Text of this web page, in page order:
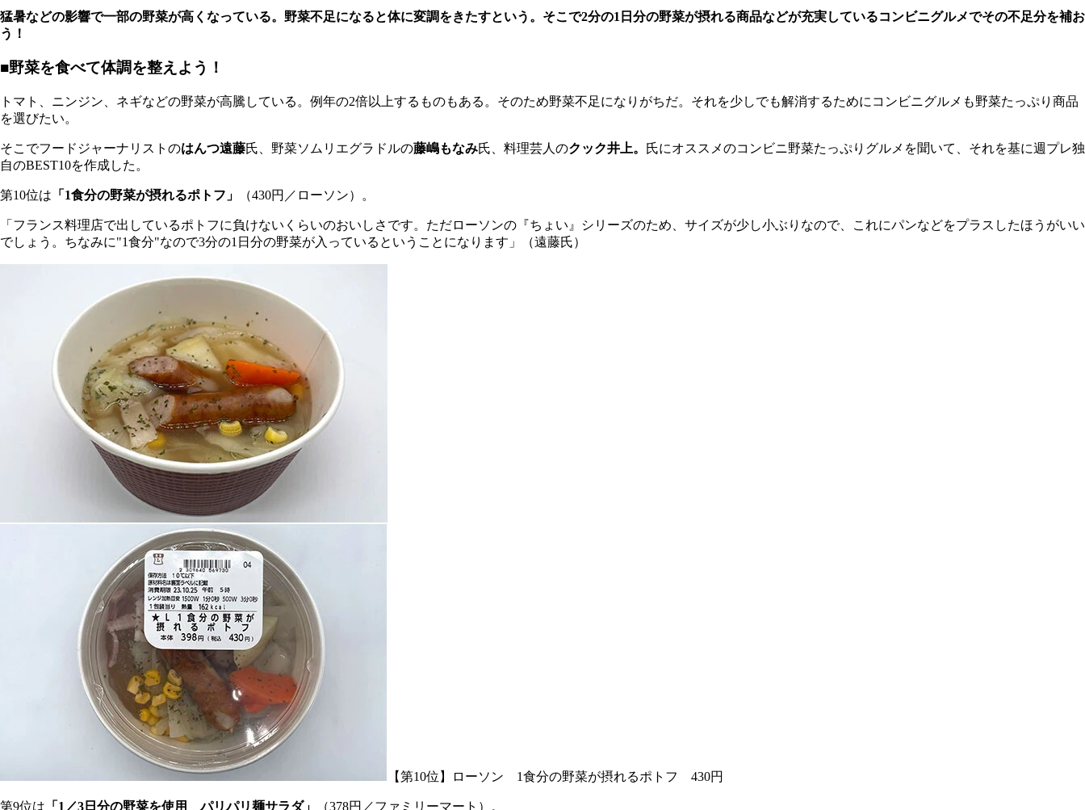
猛暑などの影響で一部の野菜が高くなっている。野菜不足になると体に変調をきたすという。そこで2分の1日分の野菜が摂れる商品などが充実しているコンビニグルメでその不足分を補お
う！
■野菜を食べて体調を整えよう！
トマト、ニンジン、ネギなどの野菜が高騰している。例年の2倍以上するものもある。そのため野菜不足になりがちだ。それを少しでも解消するためにコンビニグルメも野菜たっぷり商品
を選びたい。
そこでフードジャーナリストのはんつ遠藤氏、野菜ソムリエグラドルの藤嶋もなみ氏、料理芸人のクック井上。 氏にオススメのコンビニ野菜たっぷりグルメを聞いて、それを基に週プレ独
自のBEST10を作成した。
第10位は 「1食分の野菜が摂れるポトフ」 （430円／ローソン）。
「フランス料理店で出しているポトフに負けないくらいのおいしさです。ただローソンの『ちょい』シリーズのため、サイズが少し小ぶりなので、これにパンなどをプラスしたほうがいい
でしょう。ちなみに"1食分"なので3分の1日分の野菜が入っているということになります」（遠藤氏）
【第10位】ローソン 1食分の野菜が摂れるポトフ 430円
第9位は 「1／3日分の野菜を使用 パリパリ麺サラダ」 （378円／ファミリーマート）。